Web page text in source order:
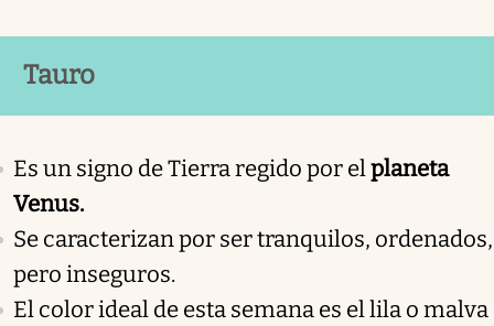
Tauro
Es un signo de Tierra regido por elplaneta
Venus.
Se caracterizan por ser tranquilos, ordenados,
pero inseguros.
El color ideal de esta semana es el lila o malva